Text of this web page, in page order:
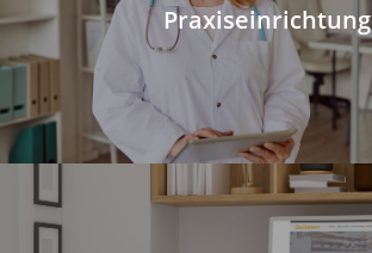
Praxiseinrichtung